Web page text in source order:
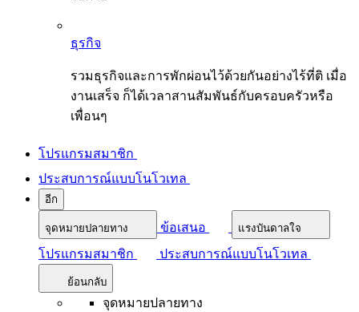
ธุรกิจ
รวมธุรกิจและการพักผ่อนไว้ด้วยกันอย่างไร้ที่ติ เมื่อ
งานเสร็จ ก็ได้เวลาสานสัมพันธ์กับครอบครัวหรือ
เพื่อนๆ
โปรแกรมสมาชิก
ประสบการณ์แบบโนโวเทล
อีก
จุดหมายปลายทาง ข้อเสนอ แรงบันดาลใจ
โปรแกรมสมาชิก ประสบการณ์แบบโนโวเทล
ย้อนกลับ
จุดหมายปลายทาง